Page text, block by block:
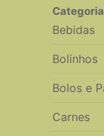
Bebidas
Bolinhos
Bolos e
Carnes